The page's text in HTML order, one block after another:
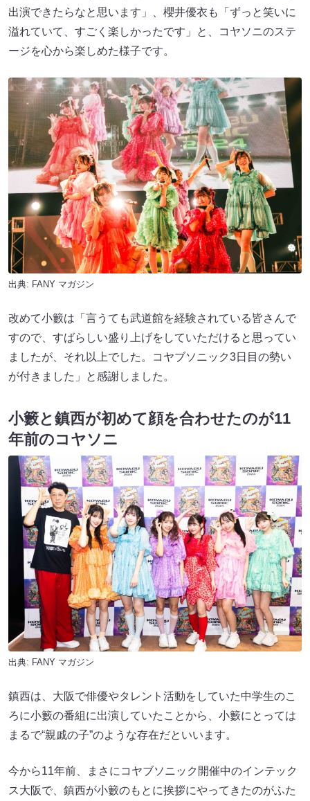
出演できたらなと思います」、櫻井優衣も「ずっと笑いに
溢れていて、すごく楽しかったです」と、コヤソニのステ
ージを心から楽しめた様子です。
出典: FANY マガジン
改めて小籔は「言うても武道館を経験されている皆さんで
すので、すばらしい盛り上げをしていただけると思ってい
ましたが、それ以上でした。コヤブソニック3日目の勢い
が付きました」と感謝しました。
小籔と鎮西が初めて顔を合わせたのが11
年前のコヤソニ
出典: FANY マガジン
鎮西は、大阪で俳優やタレント活動をしていた中学生のこ
ろに小籔の番組に出演していたことから、小籔にとっては
まるで“親戚の子”のような存在だといいます。
今から11年前、まさにコヤブソニック開催中のインテック
ス大阪で、鎮西が小籔のもとに挨拶にやってきたのがふた